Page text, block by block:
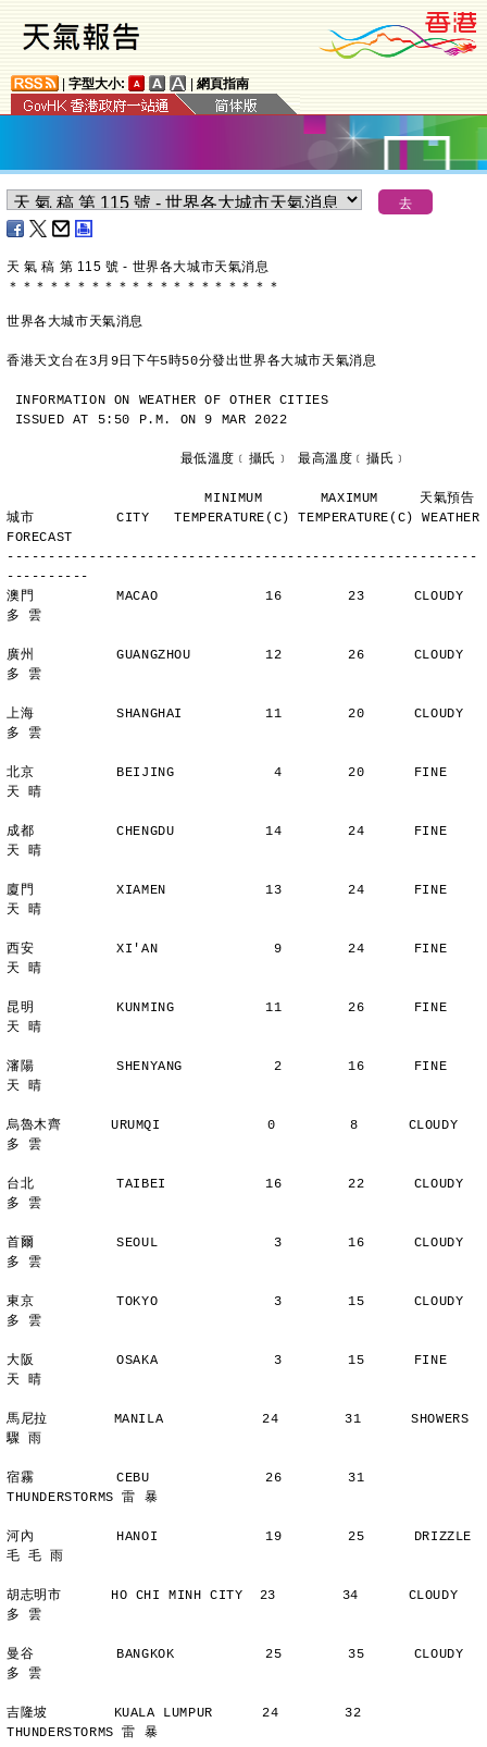
字型大小: 網頁指南
天 氣 稿 第 115 號 - 世界各大城市天氣消息
＊ ＊ ＊ ＊ ＊ ＊ ＊ ＊ ＊ ＊ ＊ ＊ ＊ ＊ ＊ ＊ ＊ ＊ ＊ ＊
世界各大城市天氣消息
香港天文台在3月9日下午5時50分發出世界各大城市天氣消息
INFORMATION ON WEATHER OF OTHER CITIES
ISSUED AT 5:50 P.M. ON 9 MAR 2022
                     最低溫度﹝攝氏﹞ 最高溫度﹝攝氏﹞
                        MINIMUM       MAXIMUM     天氣預告
城市          CITY   TEMPERATURE(C) TEMPERATURE(C) WEATHER
FORECAST
---------------------------------------------------------
----------
澳門          MACAO             16        23      CLOUDY
多 雲
廣州          GUANGZHOU         12        26      CLOUDY
多 雲
上海          SHANGHAI          11        20      CLOUDY
多 雲
北京          BEIJING            4        20      FINE
天 晴
成都          CHENGDU           14        24      FINE
天 晴
廈門          XIAMEN            13        24      FINE
天 晴
西安          XI'AN              9        24      FINE
天 晴
昆明          KUNMING           11        26      FINE
天 晴
瀋陽          SHENYANG           2        16      FINE
天 晴
烏魯木齊      URUMQI             0         8      CLOUDY
多 雲
台北          TAIBEI            16        22      CLOUDY
多 雲
首爾          SEOUL              3        16      CLOUDY
多 雲
東京          TOKYO              3        15      CLOUDY
多 雲
大阪          OSAKA              3        15      FINE
天 晴
馬尼拉        MANILA            24        31      SHOWERS
驟 雨
宿霧          CEBU              26        31
THUNDERSTORMS 雷 暴
河內          HANOI             19        25      DRIZZLE
毛 毛 雨
胡志明市      HO CHI MINH CITY  23        34      CLOUDY
多 雲
曼谷          BANGKOK           25        35      CLOUDY
多 雲
吉隆坡        KUALA LUMPUR      24        32
THUNDERSTORMS 雷 暴